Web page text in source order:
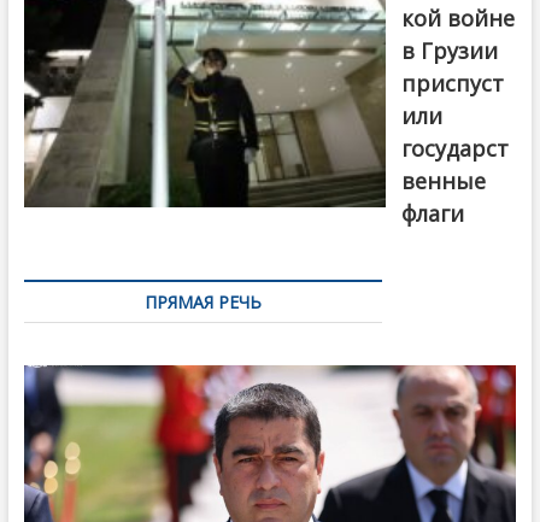
кой войне
в Грузии
приспуст
или
государст
венные
флаги
ПРЯМАЯ РЕЧЬ